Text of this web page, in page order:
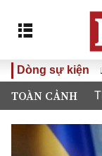
Dòng sự kiện
Nghị quyết Đại
TOÀN CẢNH